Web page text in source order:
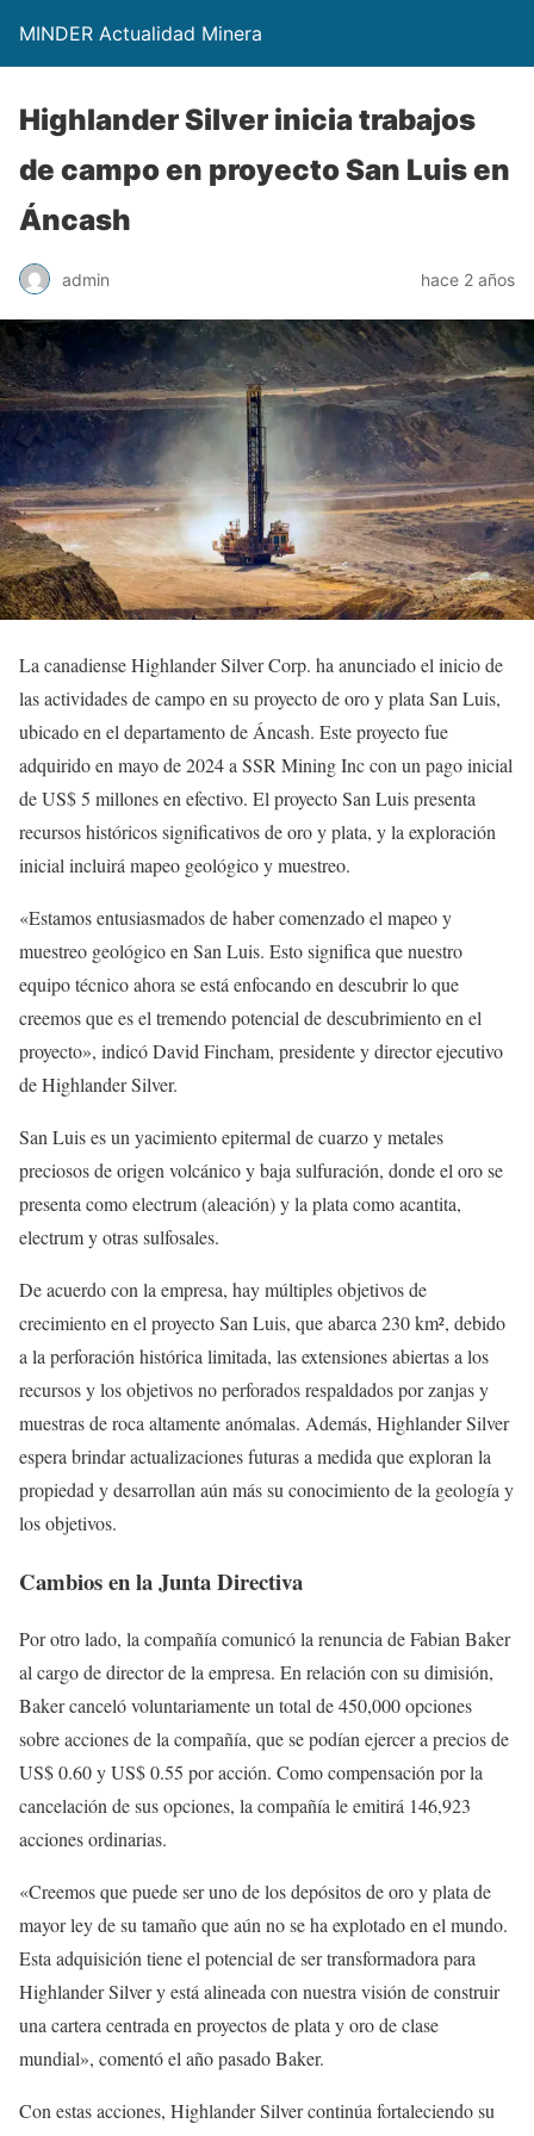
MINDER Actualidad Minera
Highlander Silver inicia trabajos
de campo en proyecto San Luis en
Áncash
admin hace 2 años
La canadiense Highlander Silver Corp. ha anunciado el inicio de
las actividades de campo en su proyecto de oro y plata San Luis,
ubicado en el departamento de Áncash. Este proyecto fue
adquirido en mayo de 2024 a SSR Mining Inc con un pago inicial
de US$ 5 millones en efectivo. El proyecto San Luis presenta
recursos históricos significativos de oro y plata, y la exploración
inicial incluirá mapeo geológico y muestreo.
«Estamos entusiasmados de haber comenzado el mapeo y
muestreo geológico en San Luis. Esto significa que nuestro
equipo técnico ahora se está enfocando en descubrir lo que
creemos que es el tremendo potencial de descubrimiento en el
proyecto», indicó David Fincham, presidente y director ejecutivo
de Highlander Silver.
San Luis es un yacimiento epitermal de cuarzo y metales
preciosos de origen volcánico y baja sulfuración, donde el oro se
presenta como electrum (aleación) y la plata como acantita,
electrum y otras sulfosales.
De acuerdo con la empresa, hay múltiples objetivos de
crecimiento en el proyecto San Luis, que abarca 230 km², debido
a la perforación histórica limitada, las extensiones abiertas a los
recursos y los objetivos no perforados respaldados por zanjas y
muestras de roca altamente anómalas. Además, Highlander Silver
espera brindar actualizaciones futuras a medida que exploran la
propiedad y desarrollan aún más su conocimiento de la geología y
los objetivos.
Cambios en la Junta Directiva
Por otro lado, la compañía comunicó la renuncia de Fabian Baker
al cargo de director de la empresa. En relación con su dimisión,
Baker canceló voluntariamente un total de 450,000 opciones
sobre acciones de la compañía, que se podían ejercer a precios de
US$ 0.60 y US$ 0.55 por acción. Como compensación por la
cancelación de sus opciones, la compañía le emitirá 146,923
acciones ordinarias.
«Creemos que puede ser uno de los depósitos de oro y plata de
mayor ley de su tamaño que aún no se ha explotado en el mundo.
Esta adquisición tiene el potencial de ser transformadora para
Highlander Silver y está alineada con nuestra visión de construir
una cartera centrada en proyectos de plata y oro de clase
mundial», comentó el año pasado Baker.
Con estas acciones, Highlander Silver continúa fortaleciendo su